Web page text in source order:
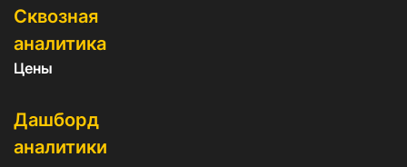
Сквозная
аналитика
Цены
Дашборд
аналитики